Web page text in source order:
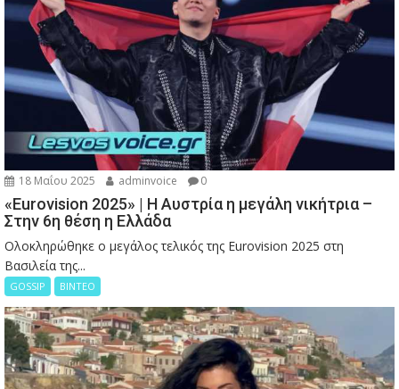
18 Μαΐου 2025 adminvoice 0
«Eurovision 2025» | Η Αυστρία η μεγάλη νικήτρια –
Στην 6η θέση η Ελλάδα
Ολοκληρώθηκε ο μεγάλος τελικός της Eurovision 2025 στη
Βασιλεία της...
GOSSIP ΒΙΝΤΕΟ